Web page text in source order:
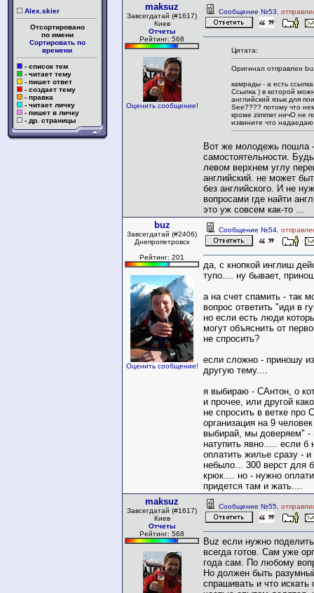
Alex.skier
Отсортировано
по имени
Сортировать по
времени
- список тем
- читает тему
- пишет ответ
- создает тему
- правка
- читает личку
- пишет в личку
- др. страницы
maksuz
Завсегдатай (#1617)
Киев
Отчеты
Рейтинг: 568
Оценить сообщение!
Сообщение №53 ,
Цитата:
Оригинал отправлен
камрады - а есть
Ссылка ) в которой
английский язык для
See???? потому что
кроме zimmer ничО не
извините что
Вот же молодежь пошла -
самостоятельности.
левом верхнем углу
английский. не может
без английского. И не
вопросами где найти
это уж совсем как-то ...
buz
Завсегдатай (#2406)
Днепропетровск
Рейтинг: 201
Оценить сообщение!
Сообщение №54 ,
да, с кнопкой инглиш
тупо.... ну бывает,
а на счет спамить - так
вопрос ответить "иди в
но если есть люди
могут объяснить от
не спросить?
если сложно - приношу
другую тему....
я выбираю - САнтон, о
и прочее, или другой
не спросить в ветке про
организация на 9
выбирай, мы доверяем" -
натупить явно..... если б
оплатить жилье сразу -
небыло... 300 верст для
крюк.... но - нужно
придется там и жать....
maksuz
Завсегдатай (#1617)
Киев
Отчеты
Рейтинг: 568
Сообщение №55 ,
Buz если нужно
всегда готов. Сам уже
года сам. По любому
Но должен быть
спрашивать и что